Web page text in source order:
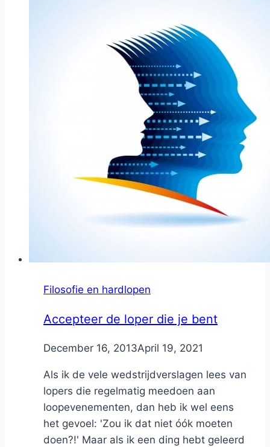
Filosofie en hardlopen
Accepteer de loper die je bent
ByNicole
December 16, 2013April 19, 2021
Als ik de vele wedstrijdverslagen lees van
lopers die regelmatig meedoen aan
loopevenementen, dan heb ik wel eens
het gevoel: 'Zou ik dat niet óók moeten
doen?!' Maar als ik een ding hebt geleerd